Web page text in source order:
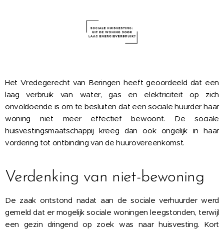
Het Vredegerecht van Beringen heeft geoordeeld dat een
laag verbruik van water, gas en elektriciteit op zich
onvoldoende is om te besluiten dat een sociale huurder haar
woning niet meer effectief bewoont. De sociale
huisvestingsmaatschappij kreeg dan ook ongelijk in haar
vordering tot ontbinding van de huurovereenkomst.
Verdenking van niet-bewoning
De zaak ontstond nadat aan de sociale verhuurder werd
gemeld dat er mogelijk sociale woningen leegstonden, terwijl
een gezin dringend op zoek was naar huisvesting. Kort